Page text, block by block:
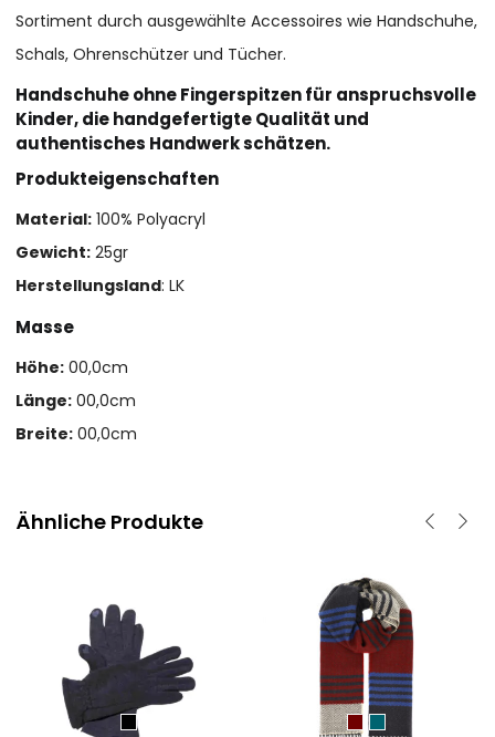
Sortiment durch ausgewählte Accessoires wie Handschuhe,
Schals, Ohrenschützer und Tücher.
Handschuhe ohne Fingerspitzen für anspruchsvolle
Kinder, die handgefertigte Qualität und
authentisches Handwerk schätzen.
Produkteigenschaften
Material: 100% Polyacryl
Gewicht: 25gr
Herstellungsland: LK
Masse
Höhe: 00,0cm
Länge: 00,0cm
Breite: 00,0cm
Ähnliche Produkte